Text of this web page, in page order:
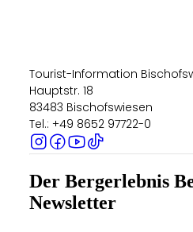
Tourist-Information
Hauptstr. 18
83483 Bischofswiesen
Tel.: +49 8652 97722-0
Der Bergerlebnis
Newsletter